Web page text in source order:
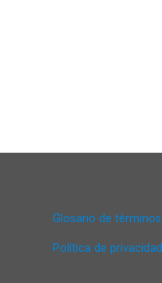
Glosario de términos
Política de privacidad